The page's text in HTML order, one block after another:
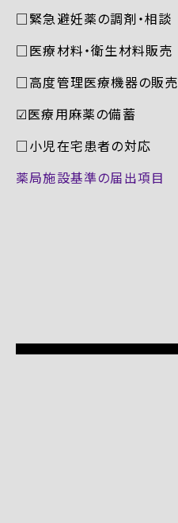
□緊急避妊薬の調剤・相談
□医療材料・衛生材料販売
□高度管理医療機器の販売
☑︎医療用麻薬の備蓄
□小児在宅患者の対応
薬局施設基準の届出項目